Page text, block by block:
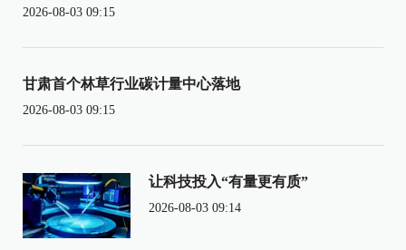
2026-08-03 09:15
甘肃首个林草行业碳计量中心落地
2026-08-03 09:15
让科技投入“有量更有质”
2026-08-03 09:14